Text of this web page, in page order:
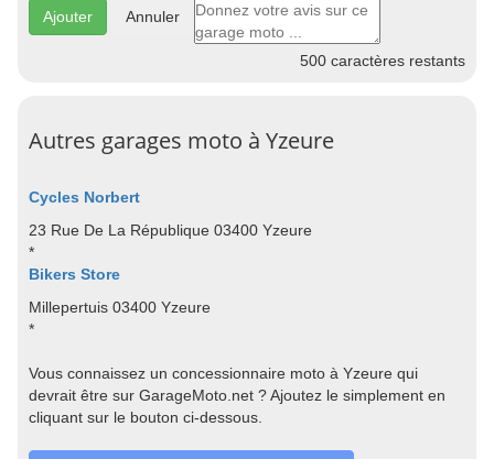
Annuler
500 caractères restants
Autres garages moto à Yzeure
Cycles Norbert
23 Rue De La République 03400 Yzeure
*
Bikers Store
Millepertuis 03400 Yzeure
*
Vous connaissez un concessionnaire moto à Yzeure qui
devrait être sur GarageMoto.net ? Ajoutez le simplement en
cliquant sur le bouton ci-dessous.